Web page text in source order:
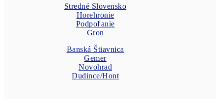
Stredné Slovensko
Horehronie
Podpoľanie
Gron
Banská Štiavnica
Gemer
Novohrad
Dudince/Hont